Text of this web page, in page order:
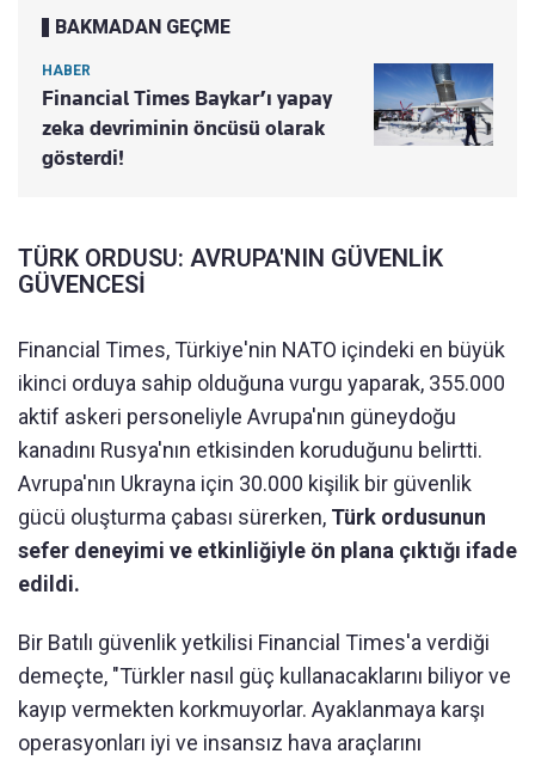
BAKMADAN GEÇME
HABER
Financial Times Baykar’ı yapay
zeka devriminin öncüsü olarak
gösterdi!
TÜRK ORDUSU: AVRUPA'NIN GÜVENLİK
GÜVENCESİ
Financial Times, Türkiye'nin NATO içindeki en büyük
ikinci orduya sahip olduğuna vurgu yaparak, 355.000
aktif askeri personeliyle Avrupa'nın güneydoğu
kanadını Rusya'nın etkisinden koruduğunu belirtti.
Avrupa'nın Ukrayna için 30.000 kişilik bir güvenlik
gücü oluşturma çabası sürerken, Türk ordusunun
sefer deneyimi ve etkinliğiyle ön plana çıktığı ifade
edildi.
Bir Batılı güvenlik yetkilisi Financial Times'a verdiği
demeçte, "Türkler nasıl güç kullanacaklarını biliyor ve
kayıp vermekten korkmuyorlar. Ayaklanmaya karşı
operasyonları iyi ve insansız hava araçlarını